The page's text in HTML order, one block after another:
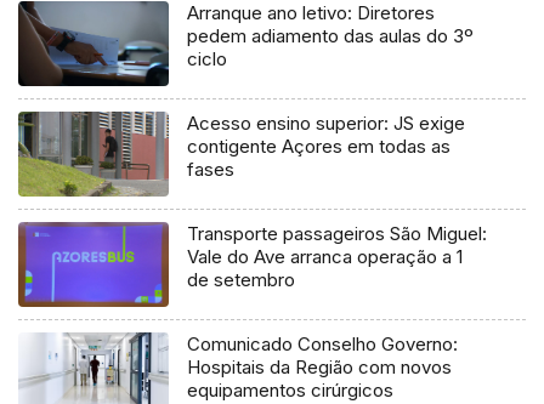
Arranque ano letivo: Diretores
pedem adiamento das aulas do 3º
ciclo
Acesso ensino superior: JS exige
contigente Açores em todas as
fases
Transporte passageiros São Miguel:
Vale do Ave arranca operação a 1
de setembro
Comunicado Conselho Governo:
Hospitais da Região com novos
equipamentos cirúrgicos